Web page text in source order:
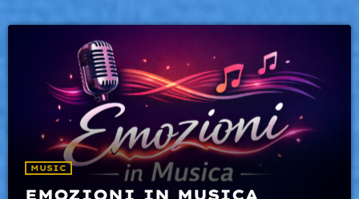
MUSIC
EMOZIONI IN MUSICA